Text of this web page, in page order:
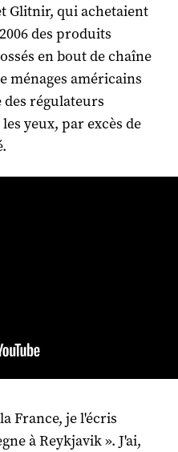
Glitnir, qui achetaient
des produits
en bout de chaîne
ménages américains
régulateurs
yeux, par excès de
France, je l'écris
à Reykjavik ». J'ai,